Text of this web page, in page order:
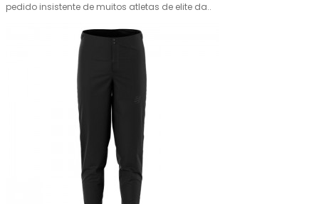
pedido insistente de muitos atletas de elite da..